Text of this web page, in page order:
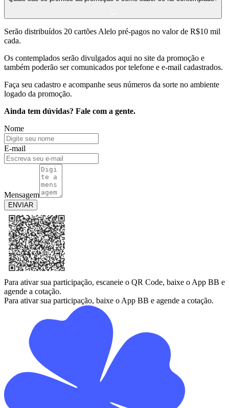
Serão distribuídos 20 cartões Alelo pré-pagos no valor de R$10 mil
cada.
Os contemplados serão divulgados aqui no site da promoção e
também poderão ser comunicados por telefone e e-mail cadastrados.
Faça seu cadastro e acompanhe seus números da sorte no ambiente
logado da promoção.
Ainda tem dúvidas? Fale com a gente.
Nome
E-mail
Mensagem
ENVIAR
Para ativar sua participação, escaneie o QR Code, baixe o App BB e
agende a cotação.
Para ativar sua participação, baixe o App BB e agende a cotação.